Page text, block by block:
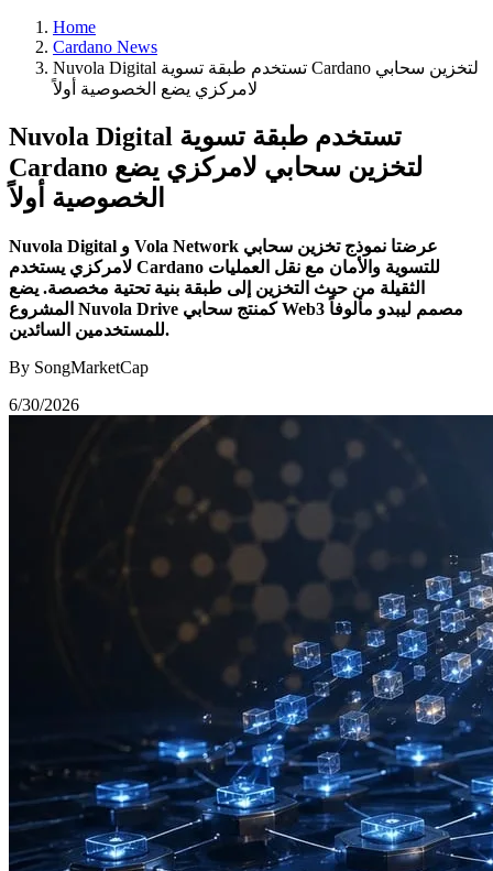
Home
Cardano News
Nuvola Digital تستخدم طبقة تسوية Cardano لتخزين سحابي
لامركزي يضع الخصوصية أولاً
Nuvola Digital تستخدم طبقة تسوية
Cardano لتخزين سحابي لامركزي يضع
الخصوصية أولاً
Nuvola Digital و Vola Network عرضتا نموذج تخزين سحابي
لامركزي يستخدم Cardano للتسوية والأمان مع نقل العمليات
الثقيلة من حيث التخزين إلى طبقة بنية تحتية مخصصة. يضع
المشروع Nuvola Drive كمنتج سحابي Web3 مصمم ليبدو مألوفاً
للمستخدمين السائدين.
By SongMarketCap
6/30/2026